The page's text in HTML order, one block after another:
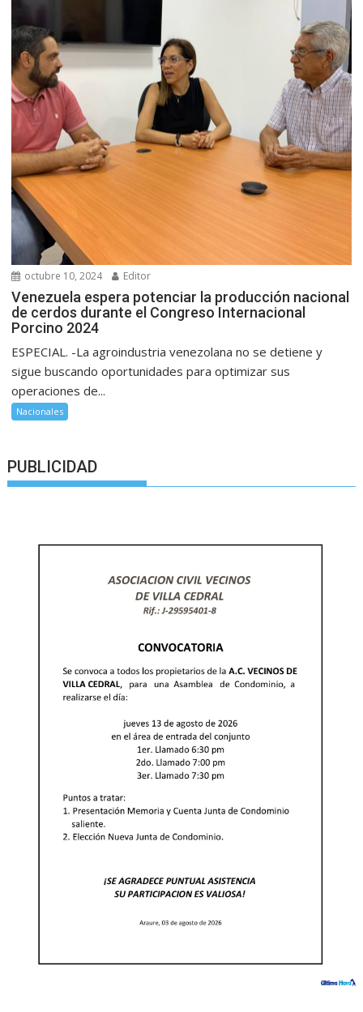
octubre 10, 2024 Editor
Venezuela espera potenciar la producción nacional
de cerdos durante el Congreso Internacional
Porcino 2024
ESPECIAL. -La agroindustria venezolana no se detiene y
sigue buscando oportunidades para optimizar sus
operaciones de...
Nacionales
PUBLICIDAD